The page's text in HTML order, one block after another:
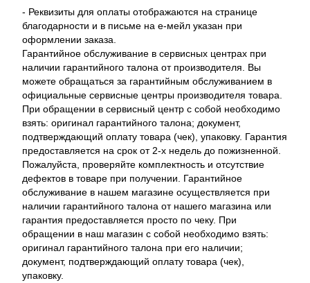
- Реквизиты для оплаты отображаются на странице
благодарности и в письме на е-мейл указан при
оформлении заказа.
Гарантийное обслуживание в сервисных центрах при
наличии гарантийного талона от производителя. Вы
можете обращаться за гарантийным обслуживанием в
официальные сервисные центры производителя товара.
При обращении в сервисный центр с собой необходимо
взять: оригинал гарантийного талона; документ,
подтверждающий оплату товара (чек), упаковку. Гарантия
предоставляется на срок от 2-х недель до пожизненной.
Пожалуйста, проверяйте комплектность и отсутствие
дефектов в товаре при получении. Гарантийное
обслуживание в нашем магазине осуществляется при
наличии гарантийного талона от нашего магазина или
гарантия предоставляется просто по чеку. При
обращении в наш магазин с собой необходимо взять:
оригинал гарантийного талона при его наличии;
документ, подтверждающий оплату товара (чек),
упаковку.